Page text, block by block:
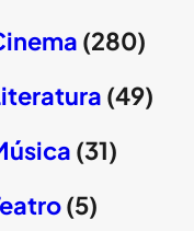
(280)
(49)
(31)
(5)